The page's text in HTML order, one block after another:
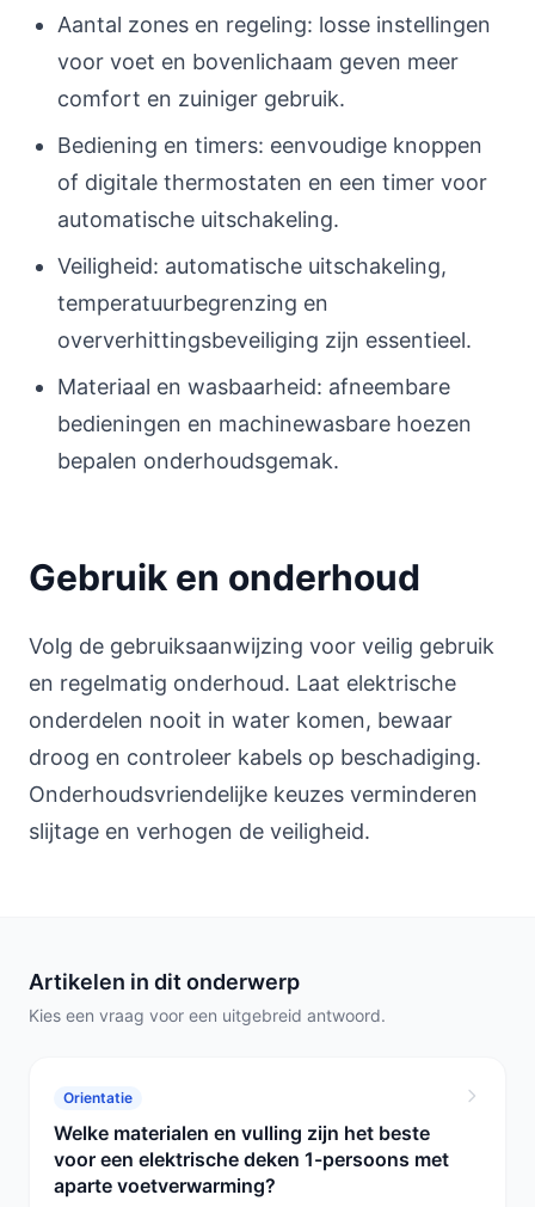
Aantal zones en regeling: losse instellingen
voor voet en bovenlichaam geven meer
comfort en zuiniger gebruik.
Bediening en timers: eenvoudige knoppen
of digitale thermostaten en een timer voor
automatische uitschakeling.
Veiligheid: automatische uitschakeling,
temperatuurbegrenzing en
oververhittingsbeveiliging zijn essentieel.
Materiaal en wasbaarheid: afneembare
bedieningen en machinewasbare hoezen
bepalen onderhoudsgemak.
Gebruik en onderhoud
Volg de gebruiksaanwijzing voor veilig gebruik
en regelmatig onderhoud. Laat elektrische
onderdelen nooit in water komen, bewaar
droog en controleer kabels op beschadiging.
Onderhoudsvriendelijke keuzes verminderen
slijtage en verhogen de veiligheid.
Artikelen in dit onderwerp
Kies een vraag voor een uitgebreid antwoord.
Orientatie
Welke materialen en vulling zijn het beste
voor een elektrische deken 1-persoons met
aparte voetverwarming?